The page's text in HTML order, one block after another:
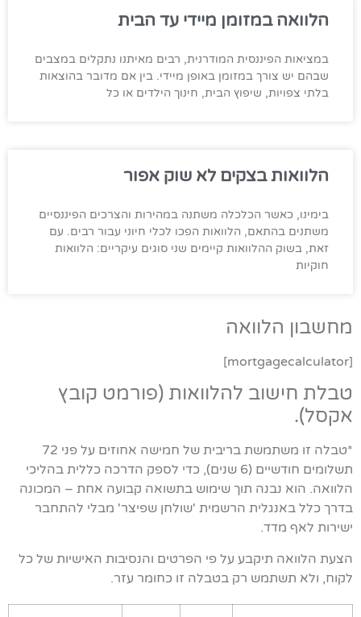
הלוואה במזומן מיידי עד הבית
במציאות הפיננסית המודרנית, רבים מאיתנו נתקלים במצבים
שבהם יש צורך במזומן באופן מיידי. בין אם מדובר בהוצאות
בלתי צפויות, שיפוץ הבית, חינוך הילדים או כל
הלוואות בצקים לא שוק אפור
בימינו, כאשר הכלכלה משתנה במהירות והצרכים הפיננסיים
משתנים בהתאם, הלוואות הפכו לכלי חיוני עבור רבים. עם
זאת, בשוק ההלוואות קיימים שני סוגים עיקריים: הלוואות
חוקיות
מחשבון הלוואה
[mortgagecalculator]
טבלת חישוב להלוואות (פורמט קובץ
אקסל).
*טבלה זו משתמשת בריבית של חמישה אחוזים על פני 72
תשלומים חודשיים (6 שנים), כדי לספק הדרכה כללית בהליכי
הלוואה. הוא נבנה תוך שימוש בתשואה קבועה אחת – המכונה
בדרך כלל באנגלית הרשמית 'שולחן שפיצר' מבלי להתחבר
ישירות לאף מדד.
הצעת הלוואה תיקבע על פי הפרטים והנסיבות האישיות של כל
לקוח, ולא תשתמש רק בטבלה זו כחומר עזר.